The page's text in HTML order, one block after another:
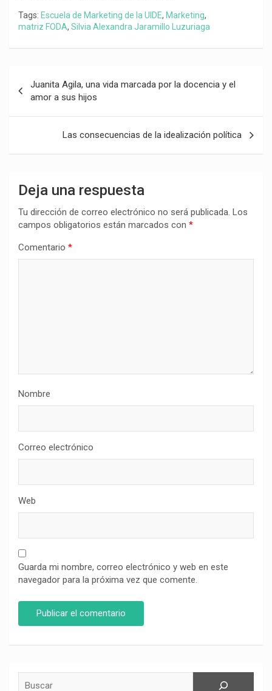
Tags: Escuela de Marketing de la UIDE, Marketing,
matriz FODA, Silvia Alexandra Jaramillo Luzuriaga
de
entradas
Juanita Agila, una vida marcada por la docencia y el
amor a sus hijos
Las consecuencias de la idealización política
Deja una respuesta
Tu dirección de correo electrónico no será publicada. Los
campos obligatorios están marcados con *
Comentario *
Nombre
Correo electrónico
Web
Guarda mi nombre, correo electrónico y web en este
navegador para la próxima vez que comente.